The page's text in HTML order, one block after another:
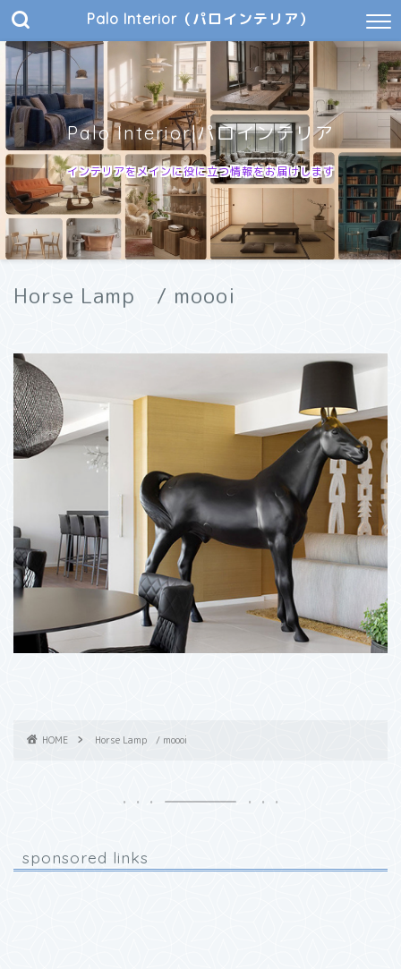
Palo Interior（パロインテリア）
Palo Interior|パロインテリア
インテリアをメインに役に立つ情報をお届けします
Horse Lamp / moooi
HOME Horse Lamp / moooi
sponsored links